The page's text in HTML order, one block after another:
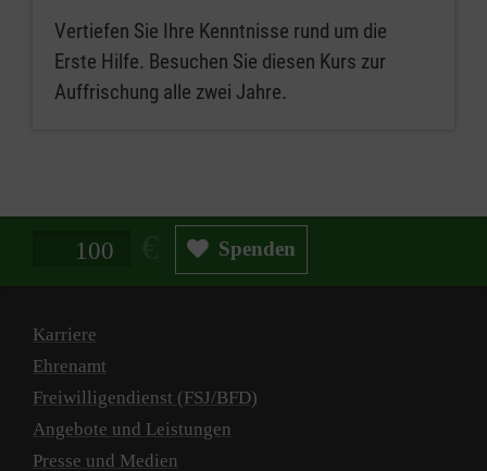
Vertiefen Sie Ihre Kenntnisse rund um die
Erste Hilfe. Besuchen Sie diesen Kurs zur
Auffrischung alle zwei Jahre.
Spendenbetrag in Euro Spenden
Karriere
Ehrenamt
Freiwilligendienst (FSJ/BFD)
Angebote und Leistungen
Presse und Medien